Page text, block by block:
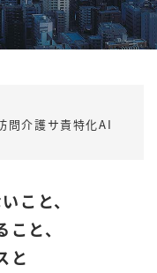
問介護サ責特化AI
こと、
と、
と